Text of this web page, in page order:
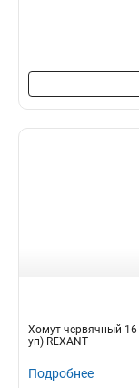
Хомут червячный
уп) REXANT
Подробнее